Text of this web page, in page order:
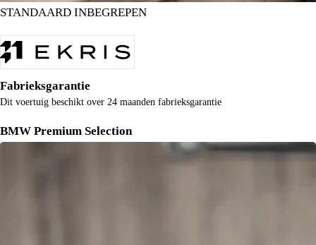
STANDAARD INBEGREPEN
Fabrieksgarantie
Dit voertuig beschikt over 24 maanden fabrieksgarantie
BMW Premium Selection